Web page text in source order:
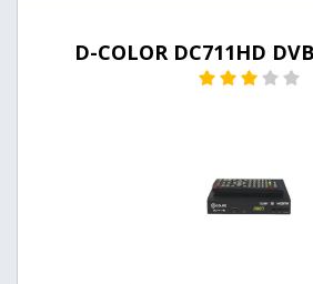
D-COLOR DC711HD